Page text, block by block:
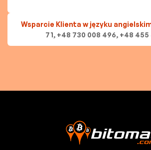
Wsparcie Klienta w języku
71, +48 730 008 496, +48 455